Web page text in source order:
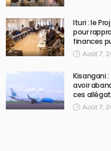
Ituri : le
pour
finances
Août 7,
Kisangani
avoir
ces
Août 7,